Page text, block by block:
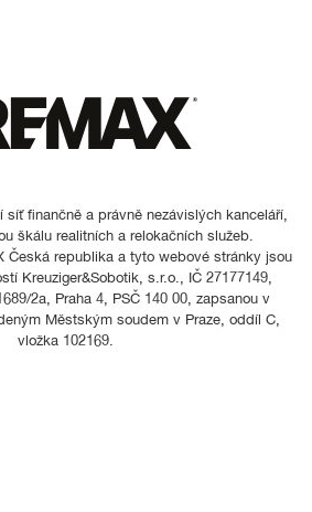
síť finančně a právně nezávislých kanceláří,
škálu realitních a relokačních služeb.
Česká republika a tyto webové stránky jsou
Kreuziger&Sobotik, s.r.o., IČ 27177149,
2a, Praha 4, PSČ 140 00, zapsanou v
Městským soudem v Praze, oddíl C,
vložka 102169.